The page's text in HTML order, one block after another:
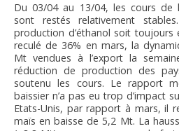
IRRIGANTS DE
GERM-SERVICES
EMPLOI
Du 03/04 au 13/04, les cours de
sont restés relativement
production d’éthanol soit
reculé de 36% en mars, la
Mt vendues à l’export la
réduction de production des
soutenu les cours. Le rapport
baissier n’a pas eu trop d’impact
Etats-Unis, par rapport à mars, il
maïs en baisse de 5,2 Mt. La